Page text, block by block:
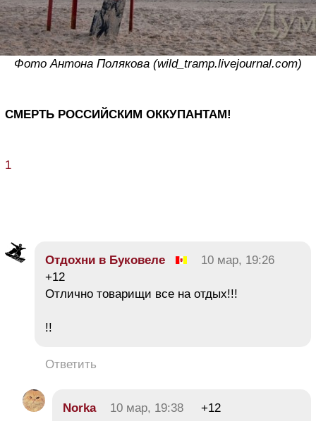
Фото Антона Полякова (wild_tramp.livejournal.com)
СМЕРТЬ РОССИЙСКИМ ОККУПАНТАМ!
1
Отдохни в Буковеле
10 мар, 19:26
+12
Отлично товарищи все на отдых!!!
!!
Ответить
Norka 10 мар, 19:38
+12